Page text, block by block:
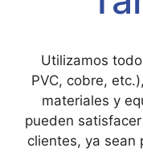
Utilizamos
PVC, cobre,
materiales y
pueden
clientes, ya sean